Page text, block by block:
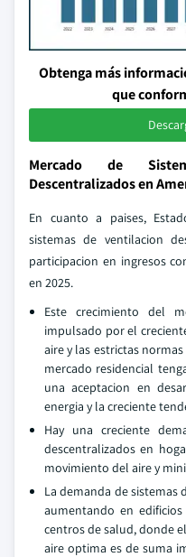
Obtenga más
que
Mercado de
Descentralizados en
En cuanto a paises,
sistemas de ventilacion
participacion en ingresos
en 2025.
Este crecimiento del
impulsado por el
aire y las estrictas
mercado residencial
una aceptacion en
energia y la creciente
Hay una creciente
descentralizados en
movimiento del aire y
La demanda de sistemas
aumentando en
centros de salud, donde
aire optima es de suma